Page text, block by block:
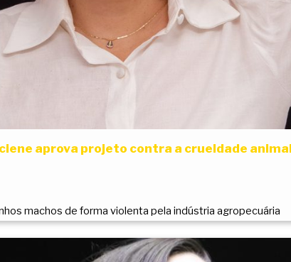
aprova projeto contra a crueldade
machos de forma violenta pela indústria agropecuária